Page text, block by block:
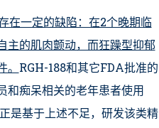
在一定的缺陷：在2个晚期临
主的肌肉颤动，而狂躁型抑郁
。RGH-188和其它FDA批准的
和痴呆相关的老年患者使用
是基于上述不足，研发该类精